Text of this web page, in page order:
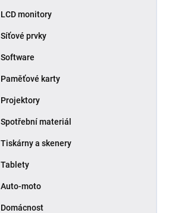
LCD monitory
Síťové prvky
Software
Paměťové karty
Projektory
Spotřební materiál
Tiskárny a skenery
Tablety
Auto-moto
Domácnost